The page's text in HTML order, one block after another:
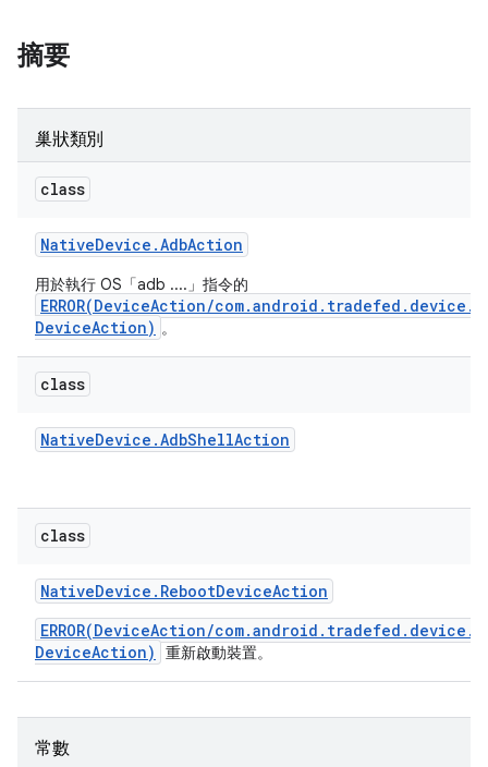
摘要
巢狀類別
class
NativeDevice .AdbAction
用於執行 OS「adb ....」指令的
ERROR(DeviceAction/
DeviceAction) 。
class
NativeDevice .AdbShellAction
class
NativeDevice . RebootDeviceAction
ERROR(DeviceAction/
DeviceAction)
重新啟動裝置。
常數